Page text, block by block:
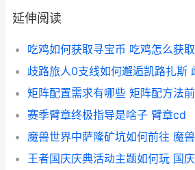
延伸阅读
吃鸡如何获取寻宝币 吃鸡怎么获取
赛季臂章终极指导是啥子 臂章cd